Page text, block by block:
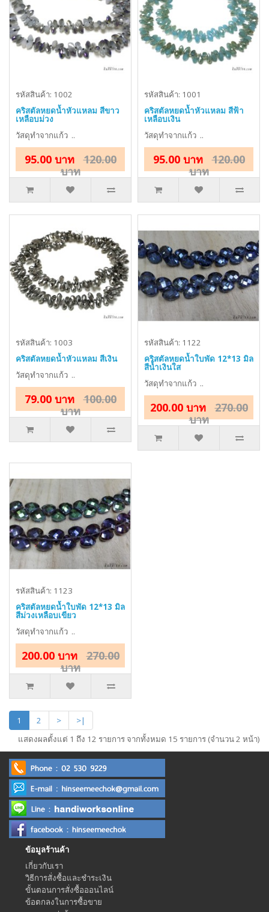
รหัสสินค้า: 1002
คริสตัลหยดน้ำหัวแหลม สีขาว
เหลือบม่วง
วัสดุทำจากแก้ว ..
95.00 บาท
120.00
บาท
รหัสสินค้า: 1001
คริสตัลหยดน้ำหัวแหลม สีฟ้า
เหลือบเงิน
วัสดุทำจากแก้ว ..
95.00 บาท
120.00
บาท
รหัสสินค้า: 1003
คริสตัลหยดน้ำหัวแหลม สีเงิน
วัสดุทำจากแก้ว ..
79.00 บาท
100.00
บาท
รหัสสินค้า: 1122
คริสตัลหยดน้ำใบพัด 12*13 มิล
สีน้ำเงินใส
วัสดุทำจากแก้ว ..
200.00 บาท
270.00
บาท
รหัสสินค้า: 1123
คริสตัลหยดน้ำใบพัด 12*13 มิล
สีม่วงเหลือบเขียว
วัสดุทำจากแก้ว ..
200.00 บาท
270.00
บาท
1 2 >
>|
แสดงผลตั้งแต่ 1 ถึง 12 รายการ จากทั้งหมด 15 รายการ (จำนวน 2 หน้า)
ข้อมูลร้านค้า
เกี่ยวกับเรา
วิธีการสั่งซื้อและชำระเงิน
ขั้นตอนการสั่งซื้อออนไลน์
ข้อตกลงในการซื้อขาย